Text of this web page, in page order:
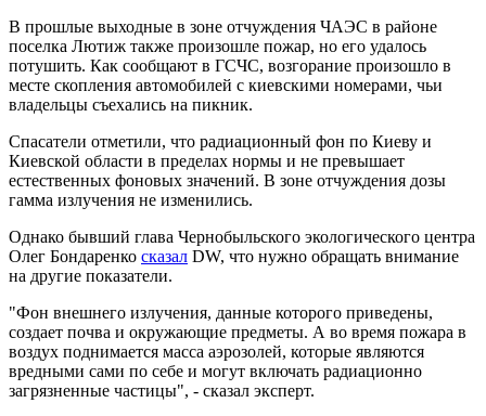
В прошлые выходные в зоне отчуждения ЧАЭС в районе
поселка Лютиж также произошле пожар, но его удалось
потушить. Как сообщают в ГСЧС, возгорание произошло в
месте скопления автомобилей с киевскими номерами, чьи
владельцы съехались на пикник.
Спасатели отметили, что радиационный фон по Киеву и
Киевской области в пределах нормы и не превышает
естественных фоновых значений. В зоне отчуждения дозы
гамма излучения не изменились.
Однако бывший глава Чернобыльского экологического центра
Олег Бондаренко сказал DW, что нужно обращать внимание
на другие показатели.
"Фон внешнего излучения, данные которого приведены,
создает почва и окружающие предметы. А во время пожара в
воздух поднимается масса аэрозолей, которые являются
вредными сами по себе и могут включать радиационно
загрязненные частицы", - сказал эксперт.